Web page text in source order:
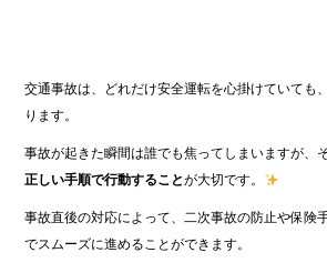
交通事故は、どれだけ安全運転を心掛けていても
ります。
事故が起きた瞬間は誰でも焦ってしまいますが、
正しい手順で行動することが大切です。
事故直後の対応によって、二次事故の防止や保険
でスムーズに進めることができます。